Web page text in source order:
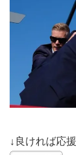
↓良ければ応